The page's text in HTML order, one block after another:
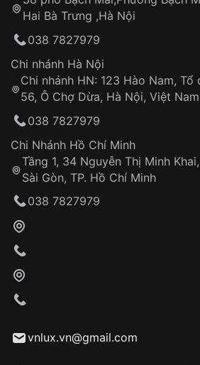
Hotline: 0585 215 215
Từ khóa SEO:
Khách hàng kiểm tra và
Từ khóa SEO:
Tự ý sửa chữa
thống VNLUX
Đảm bảo quyền lợi khách
Đồng hành cùng khách
trình sử dụng
Hai Bà Trưng ,Hà Nội
038 7827979
Chi nhánh Hà Nội
Chi nhánh HN: 123 Hào Nam, Tổ
56, Ô Chợ Dừa, Hà Nội, Việt Nam
038 7827979
Chi Nhánh Hồ Chí Minh
Tầng 1, 34 Nguyễn Thị Minh
Sài Gòn, TP. Hồ Chí Minh
038 7827979
vnlux.vn@gmail.com